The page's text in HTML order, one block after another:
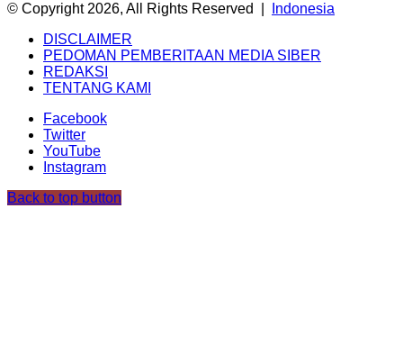
© Copyright 2026, All Rights Reserved |
Indonesia
DISCLAIMER
PEDOMAN PEMBERITAAN MEDIA SIBER
REDAKSI
TENTANG KAMI
Facebook
Twitter
YouTube
Instagram
Back to top button